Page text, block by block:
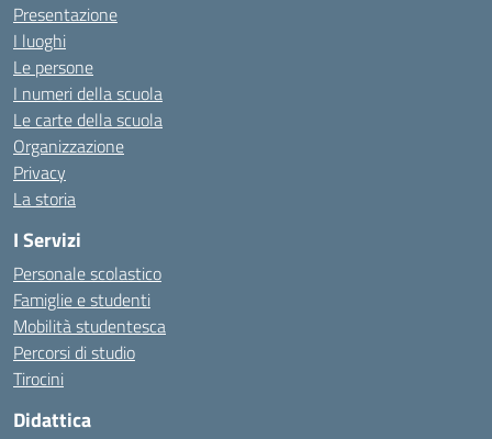
Presentazione
I luoghi
Le persone
I numeri della scuola
Le carte della scuola
Organizzazione
Privacy
La storia
I Servizi
Personale scolastico
Famiglie e studenti
Mobilità studentesca
Percorsi di studio
Tirocini
Didattica